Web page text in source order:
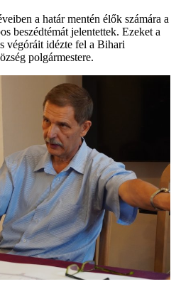
a határ mentén élők számára a
beszédtémát jelentettek. Ezeket a
végóráit idézte fel a Bihari
polgármestere.